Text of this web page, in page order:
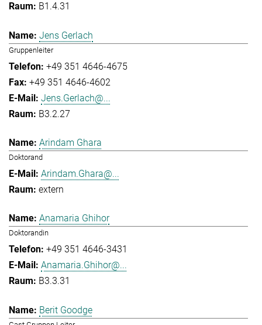
B1.4.31
Jens Gerlach
Gruppenleiter
+49 351 4646-4675
+49 351 4646-4602
Jens.Gerlach@...
B3.2.27
Arindam Ghara
Doktorand
Arindam.Ghara@...
extern
Anamaria Ghihor
Doktorandin
+49 351 4646-3431
Anamaria.Ghihor@...
B3.3.31
Berit Goodge